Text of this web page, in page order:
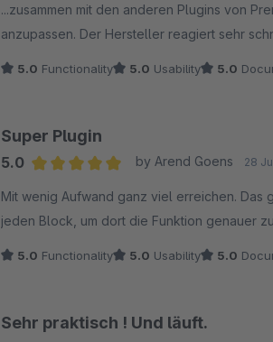
...zusammen mit den anderen Plugins von
anzupassen. Der Hersteller reagiert sehr
5.0 Functionality 5.0 Usability 5.0
Super Plugin
5.0
by Arend Goens 28
Mit wenig Aufwand ganz viel erreichen. Das
jeden Block, um dort die Funktion genauer
5.0 Functionality 5.0 Usability 5.0
Sehr praktisch ! Und läuft.